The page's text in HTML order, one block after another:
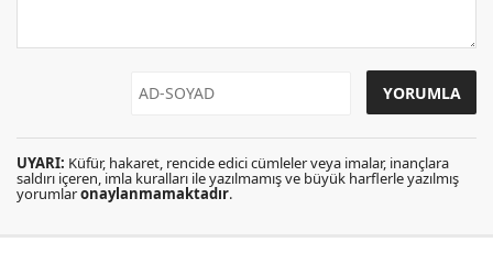
UYARI: Küfür, hakaret, rencide edici cümleler veya imalar, inançlara
saldırı içeren, imla kuralları ile yazılmamış ve büyük harflerle yazılmış
yorumlaronaylanmamaktadır.